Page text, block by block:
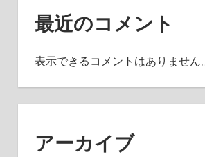
最近のコメント
表示できるコメントはありません。
アーカイブ